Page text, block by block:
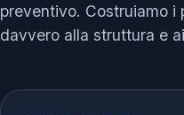
preventivo. Costruiamo i
davvero alla struttura e